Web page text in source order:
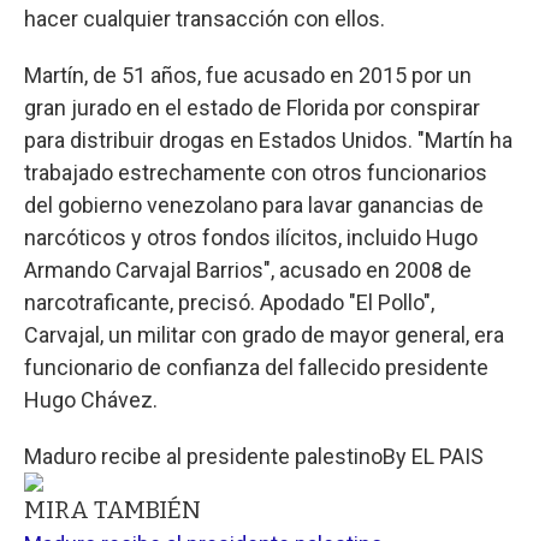
hacer cualquier transacción con ellos.
Martín, de 51 años, fue acusado en 2015 por un
gran jurado en el estado de Florida por conspirar
para distribuir drogas en Estados Unidos. "Martín ha
trabajado estrechamente con otros funcionarios
del gobierno venezolano para lavar ganancias de
narcóticos y otros fondos ilícitos, incluido Hugo
Armando Carvajal Barrios", acusado en 2008 de
narcotraficante, precisó. Apodado "El Pollo",
Carvajal, un militar con grado de mayor general, era
funcionario de confianza del fallecido presidente
Hugo Chávez.
Maduro recibe al presidente palestinoBy EL PAIS
MIRA TAMBIÉN